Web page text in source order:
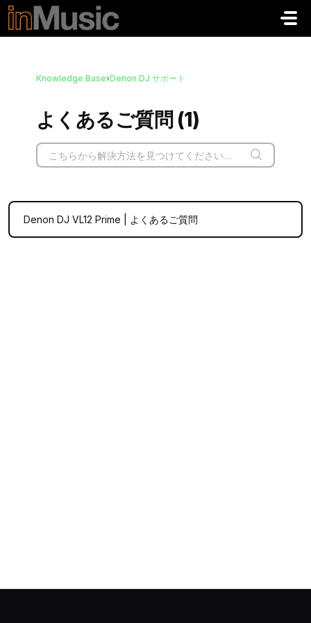
メインコンテンツに移動
Knowledge Base›Denon DJ サポート
よくあるご質問 (1)
Denon DJ VL12 Prime | よくあるご質問